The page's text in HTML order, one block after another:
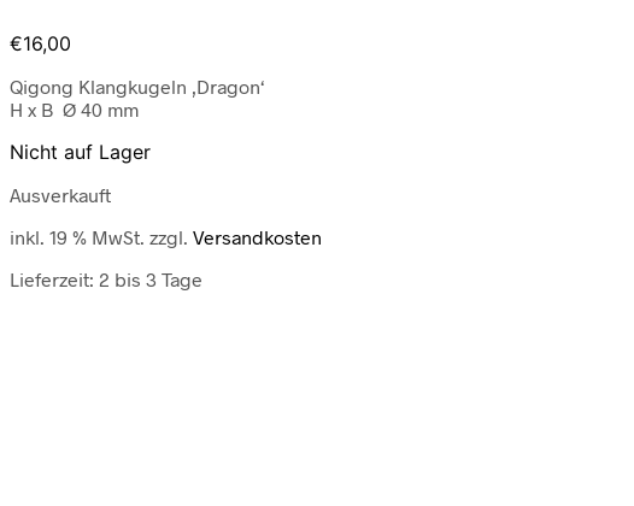
€16,00
Qigong Klangkugeln ‚Dragon‘
H x B Ø 40 mm
Nicht auf Lager
Ausverkauft
inkl. 19 % MwSt. zzgl. Versandkosten
Lieferzeit: 2 bis 3 Tage